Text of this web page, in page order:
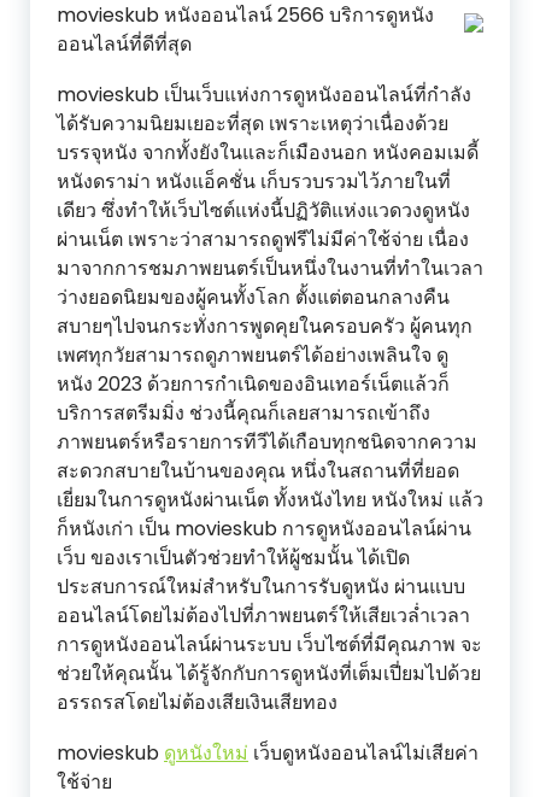
movieskub หนังออนไลน์ 2566 บริการดูหนัง
ออนไลน์ที่ดีที่สุด
movieskub เป็นเว็บแห่งการดูหนังออนไลน์ที่กำลัง
ได้รับความนิยมเยอะที่สุด เพราะเหตุว่าเนื่องด้วย
บรรจุหนัง จากทั้งยังในและก็เมืองนอก หนังคอมเมดี้
หนังดราม่า หนังแอ็คชั่น เก็บรวบรวมไว้ภายในที่
เดียว ซึ่งทำให้เว็บไซต์แห่งนี้ปฏิวัติแห่งแวดวงดูหนัง
ผ่านเน็ต เพราะว่าสามารถดูฟรีไม่มีค่าใช้จ่าย เนื่อง
มาจากการชมภาพยนตร์เป็นหนึ่งในงานที่ทำในเวลา
ว่างยอดนิยมของผู้คนทั้งโลก ตั้งแต่ตอนกลางคืน
สบายๆไปจนกระทั่งการพูดคุยในครอบครัว ผู้คนทุก
เพศทุกวัยสามารถดูภาพยนตร์ได้อย่างเพลินใจ ดู
หนัง 2023 ด้วยการกำเนิดของอินเทอร์เน็ตแล้วก็
บริการสตรีมมิ่ง ช่วงนี้คุณก็เลยสามารถเข้าถึง
ภาพยนตร์หรือรายการทีวีได้เกือบทุกชนิดจากความ
สะดวกสบายในบ้านของคุณ หนึ่งในสถานที่ที่ยอด
เยี่ยมในการดูหนังผ่านเน็ต ทั้งหนังไทย หนังใหม่ แล้ว
ก็หนังเก่า เป็น movieskub การดูหนังออนไลน์ผ่าน
เว็บ ของเราเป็นตัวช่วยทำให้ผู้ชมนั้น ได้เปิด
ประสบการณ์ใหม่สำหรับในการรับดูหนัง ผ่านแบบ
ออนไลน์โดยไม่ต้องไปที่ภาพยนตร์ให้เสียเวล่ำเวลา
การดูหนังออนไลน์ผ่านระบบ เว็บไซต์ที่มีคุณภาพ จะ
ช่วยให้คุณนั้น ได้รู้จักกับการดูหนังที่เต็มเปี่ยมไปด้วย
อรรถรสโดยไม่ต้องเสียเงินเสียทอง
movieskub ดูหนังใหม่ เว็บดูหนังออนไลน์ไม่เสียค่า
ใช้จ่าย